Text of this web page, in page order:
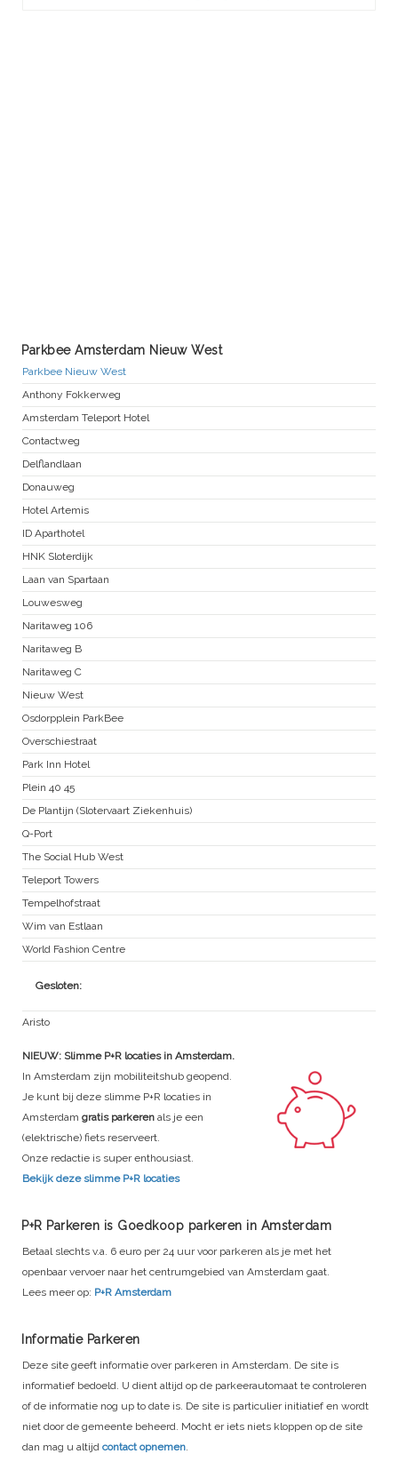
Parkbee Amsterdam Nieuw West
Parkbee Nieuw West
Anthony Fokkerweg
Amsterdam Teleport Hotel
Contactweg
Delflandlaan
Donauweg
Hotel Artemis
ID Aparthotel
HNK Sloterdijk
Laan van Spartaan
Louwesweg
Naritaweg 106
Naritaweg B
Naritaweg C
Nieuw West
Osdorpplein ParkBee
Overschiestraat
Park Inn Hotel
Plein 40 45
De Plantijn (Slotervaart Ziekenhuis)
Q-Port
The Social Hub West
Teleport Towers
Tempelhofstraat
Wim van Estlaan
World Fashion Centre
Gesloten:
Aristo
NIEUW: Slimme P+R locaties in Amsterdam.
In Amsterdam zijn mobiliteitshub geopend.
Je kunt bij deze slimme P+R locaties in
Amsterdam gratis parkeren als je een
(elektrische) fiets reserveert.
Onze redactie is super enthousiast.
Bekijk deze slimme P+R locaties
P+R Parkeren is Goedkoop parkeren in Amsterdam
Betaal slechts v.a. 6 euro per 24 uur voor parkeren als je met het
openbaar vervoer naar het centrumgebied van Amsterdam gaat.
Lees meer op: P+R Amsterdam
Informatie Parkeren
Deze site geeft informatie over parkeren in Amsterdam. De site is
informatief bedoeld. U dient altijd op de parkeerautomaat te controleren
of de informatie nog up to date is. De site is particulier initiatief en wordt
niet door de gemeente beheerd. Mocht er iets niets kloppen op de site
dan mag u altijd contact opnemen.